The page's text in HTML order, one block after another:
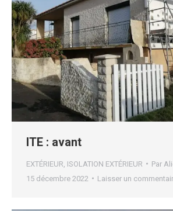
ITE : avant
EXTÉRIEUR ISOLATION EXTÉRIEUR Par
15 décembre 2022
Laisser un